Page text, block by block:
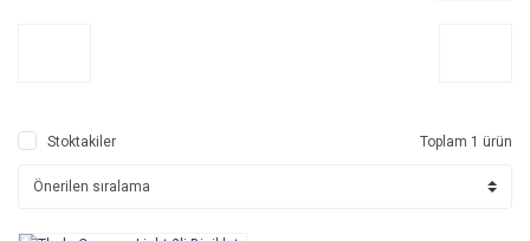
Stoktakiler Toplam 1 ürün